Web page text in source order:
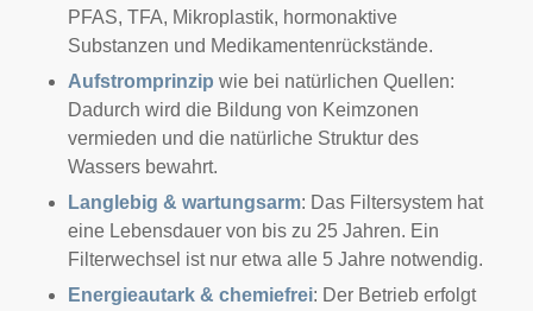
PFAS, TFA, Mikroplastik, hormonaktive
Substanzen und Medikamentenrückstände.
Aufstromprinzip wie bei natürlichen Quellen:
Dadurch wird die Bildung von Keimzonen
vermieden und die natürliche Struktur des
Wassers bewahrt.
Langlebig & wartungsarm: Das Filtersystem hat
eine Lebensdauer von bis zu 25 Jahren. Ein
Filterwechsel ist nur etwa alle 5 Jahre notwendig.
Energieautark & chemiefrei: Der Betrieb erfolgt